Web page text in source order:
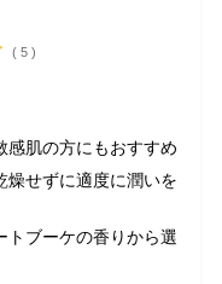
( 5 )
感肌の方にもおすすめ
燥せずに適度に潤いを
トブーケの香りから選